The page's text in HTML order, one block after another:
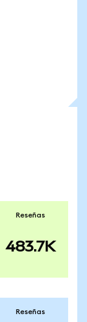
Reseñas
483.7K
Reseñas